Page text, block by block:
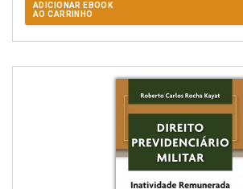
ADICIONAR EBOOK
AO CARRINHO